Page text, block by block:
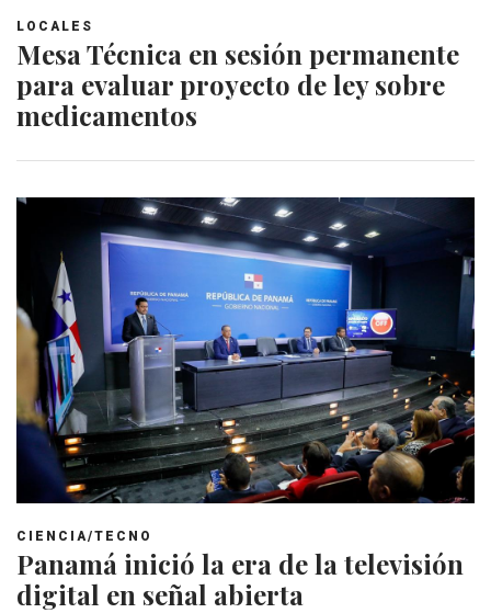
LOCALES
Mesa Técnica en sesión permanente
para evaluar proyecto de ley sobre
medicamentos
CIENCIA/TECNO
Panamá inició la era de la televisión
digital en señal abierta